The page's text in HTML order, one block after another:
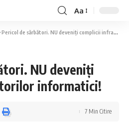
Aa
Pericol de sărbători. NU deveniți complicii infractorilor informatici!
NU deveniți
informatici!
7 Min Citire